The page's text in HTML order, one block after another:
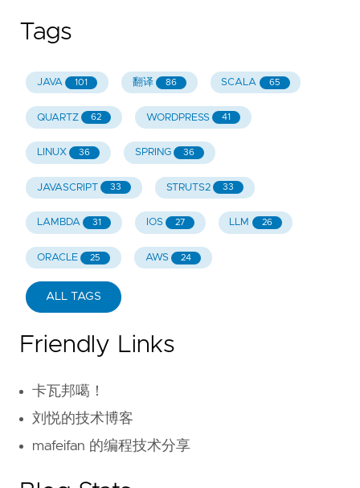
Tags
JAVA 101 翻译 86 SCALA 65
QUARTZ 62 WORDPRESS 41
LINUX 36 SPRING 36
JAVASCRIPT 33 STRUTS2 33
LAMBDA 31 IOS 27 LLM 26
ORACLE 25 AWS 24
ALL TAGS
Friendly Links
卡瓦邦噶！
刘悦的技术博客
mafeifan 的编程技术分享